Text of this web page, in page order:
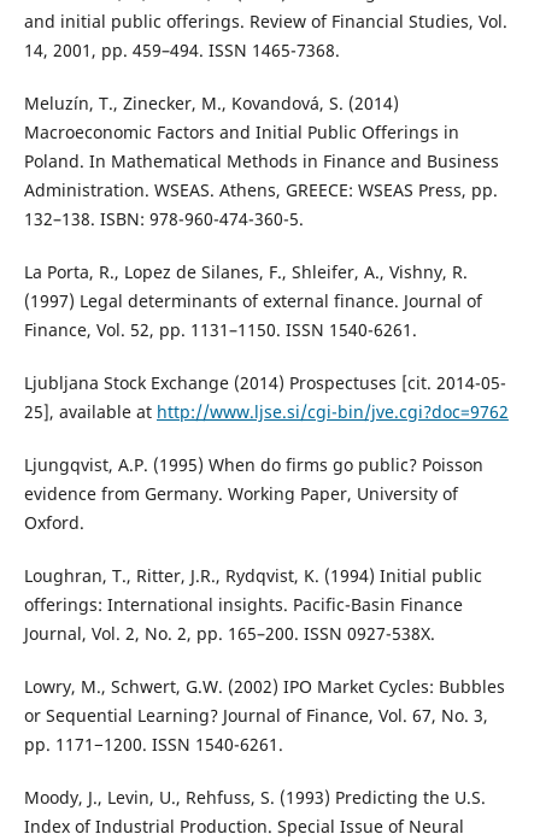
and initial public offerings. Review of Financial Studies, Vol.
14, 2001, pp. 459–494. ISSN 1465-7368.
Meluzín, T., Zinecker, M., Kovandová, S. (2014)
Macroeconomic Factors and Initial Public Offerings in
Poland. In Mathematical Methods in Finance and Business
Administration. WSEAS. Athens, GREECE: WSEAS Press, pp.
132–138. ISBN: 978-960-474-360-5.
La Porta, R., Lopez de Silanes, F., Shleifer, A., Vishny, R.
(1997) Legal determinants of external finance. Journal of
Finance, Vol. 52, pp. 1131–1150. ISSN 1540-6261.
Ljubljana Stock Exchange (2014) Prospectuses [cit. 2014-05-
25], available at http://www.ljse.si/cgi-bin/jve.cgi?doc=9762
Ljungqvist, A.P. (1995) When do firms go public? Poisson
evidence from Germany. Working Paper, University of
Oxford.
Loughran, T., Ritter, J.R., Rydqvist, K. (1994) Initial public
offerings: International insights. Pacific-Basin Finance
Journal, Vol. 2, No. 2, pp. 165–200. ISSN 0927-538X.
Lowry, M., Schwert, G.W. (2002) IPO Market Cycles: Bubbles
or Sequential Learning? Journal of Finance, Vol. 67, No. 3,
pp. 1171−1200. ISSN 1540-6261.
Moody, J., Levin, U., Rehfuss, S. (1993) Predicting the U.S.
Index of Industrial Production. Special Issue of Neural